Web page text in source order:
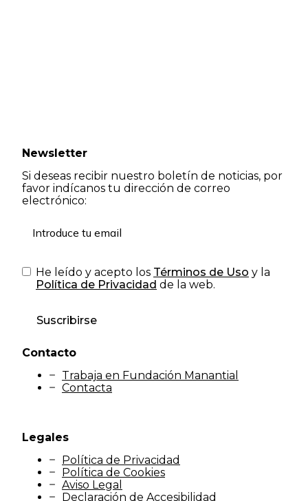
Newsletter
Si deseas recibir nuestro boletín de noticias, por
favor indícanos tu dirección de correo
electrónico:
He leído y acepto los Términos de Uso y la
Política de Privacidad de la web.
Suscribirse
Contacto
Trabaja en Fundación Manantial
Contacta
Legales
Política de Privacidad
Política de Cookies
Aviso Legal
Declaración de Accesibilidad